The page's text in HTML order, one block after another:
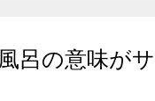
呂の意味が